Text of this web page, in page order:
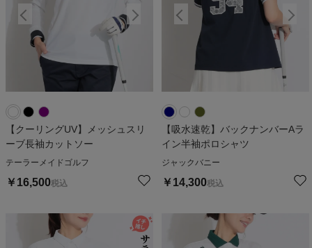
【クーリングUV】メッシュスリ
ーブ長袖カットソー
テーラーメイドゴルフ
￥ 16,500税込
【吸水速乾】バックナンバーAラ
イン半袖ポロシャツ
ジャックバニー
￥ 14,300税込